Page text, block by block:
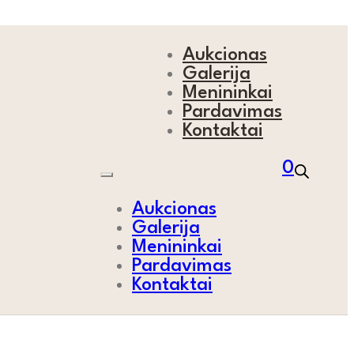
Aukcionas
Galerija
Menininkai
Pardavimas
Kontaktai
Aukcionas
Galerija
Menininkai
Pardavimas
Kontaktai
0